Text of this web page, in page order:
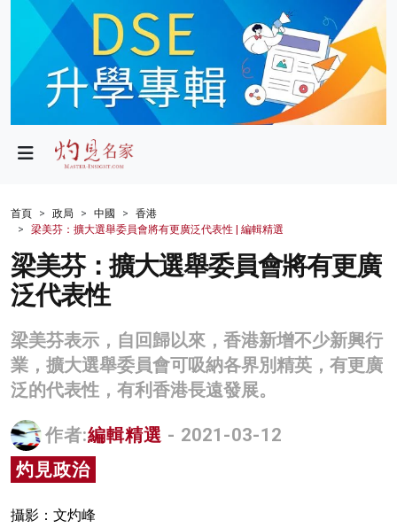
政局
財經
生活
健康
商業
科技
影片
名家榜
灼見活動
首頁 政局 中國
香港
梁美芬：擴大選舉委員會將有更廣泛代表性 | 編輯精選
梁美芬：擴大選舉委員會將有更廣
泛代表性
梁美芬表示，自回歸以來，香港新增不少新興行
業，擴大選舉委員會可吸納各界別精英，有更廣
泛的代表性，有利香港長遠發展。
作者:編輯精選 - 2021-03-12
灼見政治
攝影：文灼峰